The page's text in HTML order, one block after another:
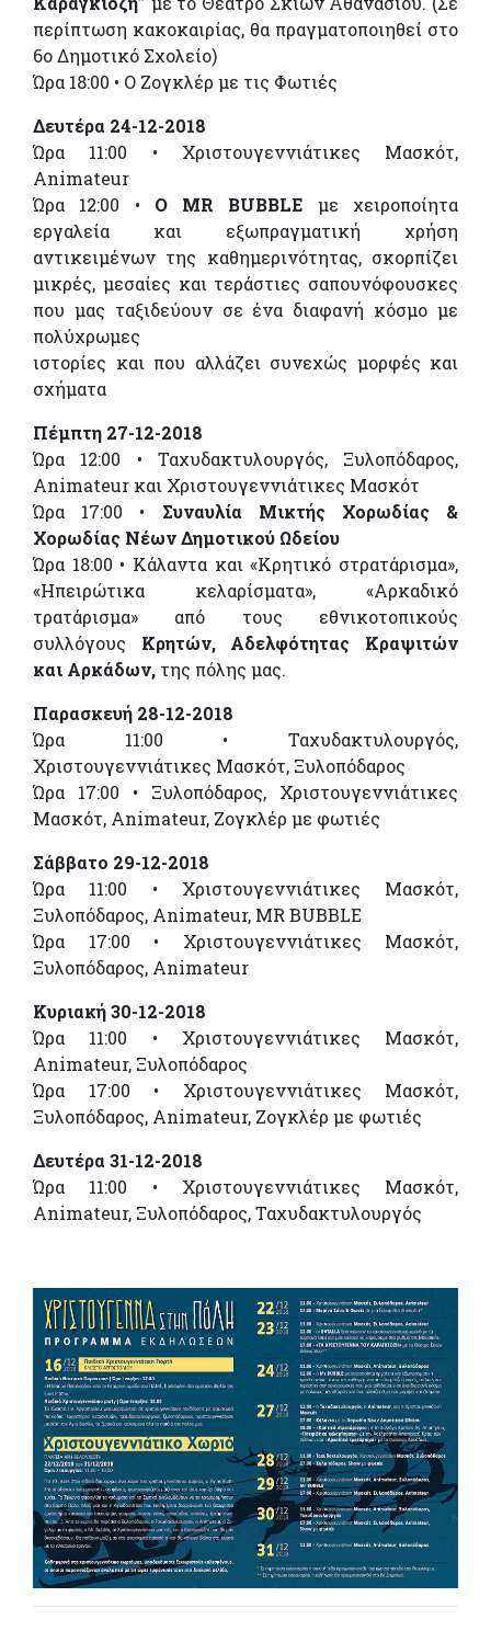
περίπτωση κακοκαιρίας, θα πραγματοποιηθεί στο
6ο Δημοτικό Σχολείο)
Ώρα 18:00 • Ο Ζογκλέρ με τις Φωτιές
Δευτέρα 24-12-2018
Ώρα 11:00 • Χριστουγεννιάτικες Μασκότ,
Animateur
Ώρα 12:00 • Ο MR BUBBLE με χειροποίητα
εργαλεία και εξωπραγματική χρήση
αντικειμένων της καθημερινότητας, σκορπίζει
μικρές, μεσαίες και τεράστιες σαπουνόφουσκες
που μας ταξιδεύουν σε ένα διαφανή κόσμο με
πολύχρωμες
ιστορίες και που αλλάζει συνεχώς μορφές και
σχήματα
Πέμπτη 27-12-2018
Ώρα 12:00 • Ταχυδακτυλουργός, Ξυλοπόδαρος,
Animateur και Χριστουγεννιάτικες Μασκότ
Ώρα 17:00 • Συναυλία Μικτής Χορωδίας &
Χορωδίας Νέων Δημοτικού Ωδείου
Ώρα 18:00 • Κάλαντα και «Κρητικό στρατάρισμα»,
«Ηπειρώτικα κελαρίσματα», «Αρκαδικό
τρατάρισμα» από τους εθνικοτοπικούς
συλλόγους Κρητών, Αδελφότητας Κραψιτών
και Αρκάδων, της πόλης μας.
Παρασκευή 28-12-2018
Ώρα 11:00 • Ταχυδακτυλουργός,
Χριστουγεννιάτικες Μασκότ, Ξυλοπόδαρος
Ώρα 17:00 • Ξυλοπόδαρος, Χριστουγεννιάτικες
Μασκότ, Animateur, Ζογκλέρ με φωτιές
Σάββατο 29-12-2018
Ώρα 11:00 • Χριστουγεννιάτικες Μασκότ,
Ξυλοπόδαρος, Animateur, MR BUBBLE
Ώρα 17:00 • Χριστουγεννιάτικες Μασκότ,
Ξυλοπόδαρος, Animateur
Κυριακή 30-12-2018
Ώρα 11:00 • Χριστουγεννιάτικες Μασκότ,
Animateur, Ξυλοπόδαρος
Ώρα 17:00 • Χριστουγεννιάτικες Μασκότ,
Ξυλοπόδαρος, Animateur, Ζογκλέρ με φωτιές
Δευτέρα 31-12-2018
Ώρα 11:00 • Χριστουγεννιάτικες Μασκότ,
Animateur, Ξυλοπόδαρος, Ταχυδακτυλουργός